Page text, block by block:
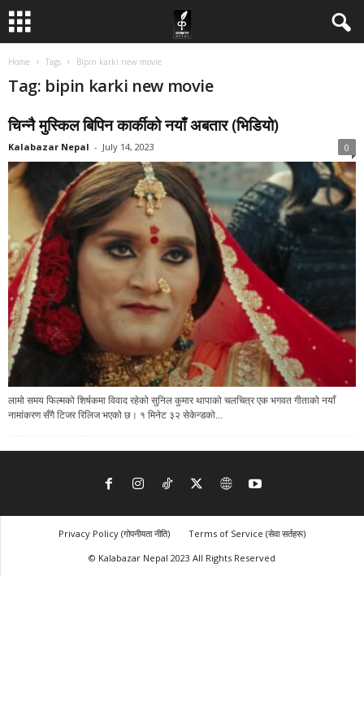
Home Tags Bipin karki new movie
Tag: bipin karki new movie
चिन्नै मुस्किल बिपिन कार्कीको नयाँ अबतार (भिडियो)
Kalabazar Nepal - July 14, 2023 0
लामो समय फिल्मको शिर्षकमा विवाद रहेको सुनिल कुमार थापाको चलचित्र एक भगवत गीताको नयाँ
नामांकरण सँगै टिजर रिलिज भएको छ। १ मिनेट ३२ सेकेन्डको...
Privacy Policy (गोपनीयता नीति)
Terms of Service (सेवा सर्तहरू)
© Kalabazar Nepal 2023 All Rights Reserved